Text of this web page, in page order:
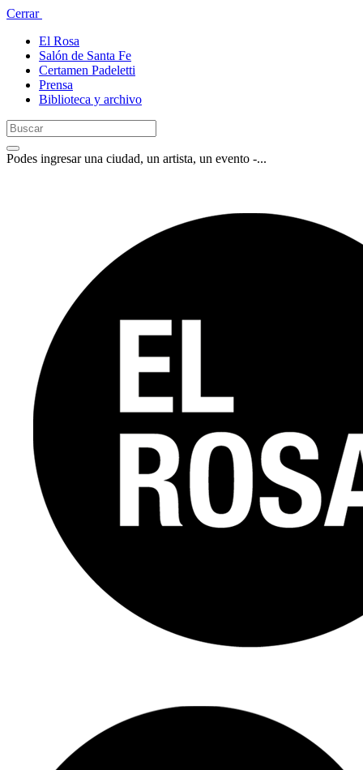
Cerrar
El Rosa
Salón de Santa Fe
Certamen Padeletti
Prensa
Biblioteca y archivo
Podes ingresar una ciudad, un artista, un evento -...